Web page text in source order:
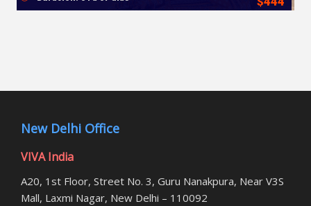
New Delhi Office
VIVA India
A20, 1st Floor, Street No. 3, Guru Nanakpura, Near V3S
Mall, Laxmi Nagar, New Delhi – 110092